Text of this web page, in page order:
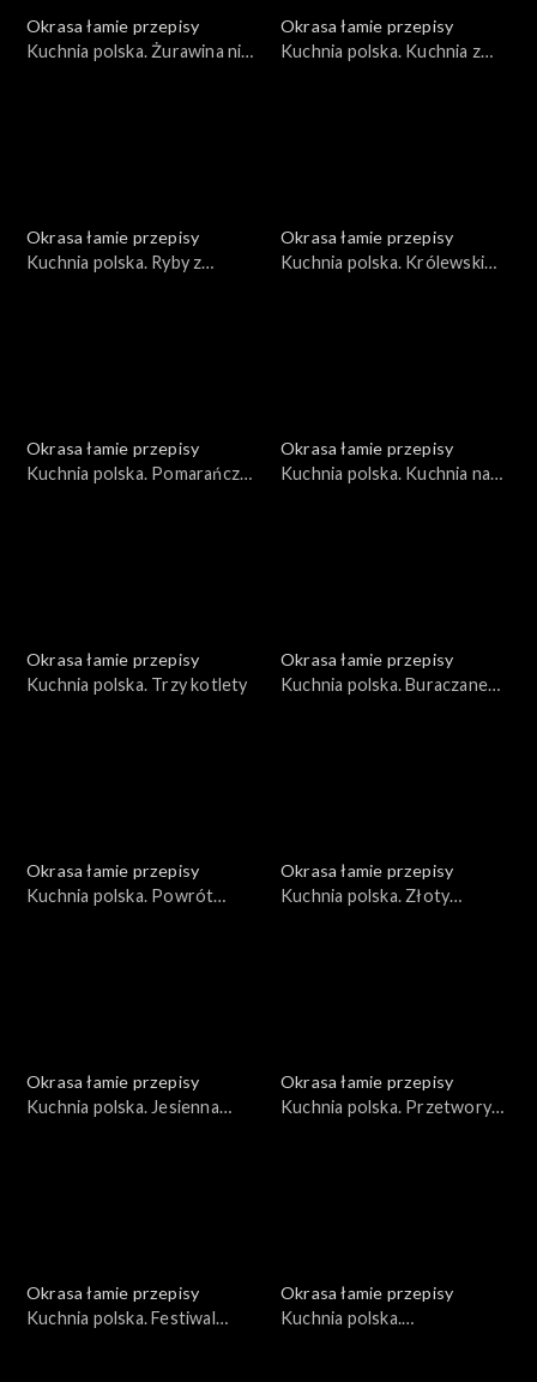
Okrasa łamie przepisy
Kuchnia polska. Żurawina nie
Okrasa łamie przepisy
Kuchnia polska. Kuchnia z
Okrasa łamie przepisy
Kuchnia polska. Ryby z
Okrasa łamie przepisy
Kuchnia polska. Królewski
Okrasa łamie przepisy
Kuchnia polska. Pomarańcze
Okrasa łamie przepisy
Kuchnia polska. Kuchnia na
Okrasa łamie przepisy
Kuchnia polska. Trzy kotlety
Okrasa łamie przepisy
Kuchnia polska. Buraczane
Okrasa łamie przepisy
Kuchnia polska. Powrót
Okrasa łamie przepisy
Kuchnia polska. Złoty
Okrasa łamie przepisy
Kuchnia polska. Jesienna
Okrasa łamie przepisy
Kuchnia polska. Przetwory
Okrasa łamie przepisy
Kuchnia polska. Festiwal
Okrasa łamie przepisy
Kuchnia polska.